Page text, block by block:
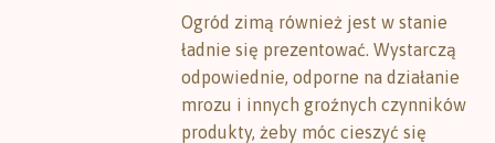
Ogród zimą również jest w stanie
ładnie się prezentować. Wystarczą
odpowiednie, odporne na działanie
mrozu i innych groźnych czynników
produkty, żeby móc cieszyć się